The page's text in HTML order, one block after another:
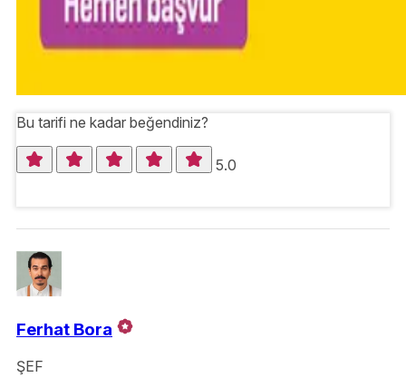
Bu tarifi ne kadar beğendiniz?
5.0
Ferhat Bora
ŞEF